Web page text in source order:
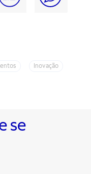
Inovação
se